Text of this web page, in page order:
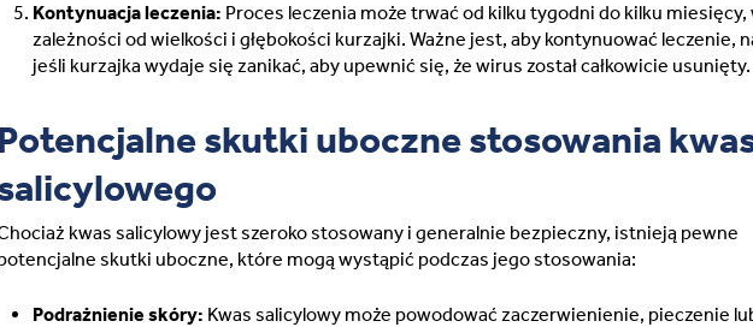
Kontynuacja leczenia: Proces leczenia może trwać od kilku tygodni do kilku miesięcy,
zależności od wielkości i głębokości kurzajki. Ważne jest, aby kontynuować leczenie,
jeśli kurzajka wydaje się zanikać, aby upewnić się, że wirus został całkowicie usunięty.
Potencjalne skutki uboczne stosowania
kwas salicylowy jest szeroko stosowany i generalnie bezpieczny, istnieją pewne
skutki uboczne, które mogą wystąpić podczas jego stosowania:
Podrażnienie skóry: Kwas salicylowy może powodować zaczerwienienie, pieczenie